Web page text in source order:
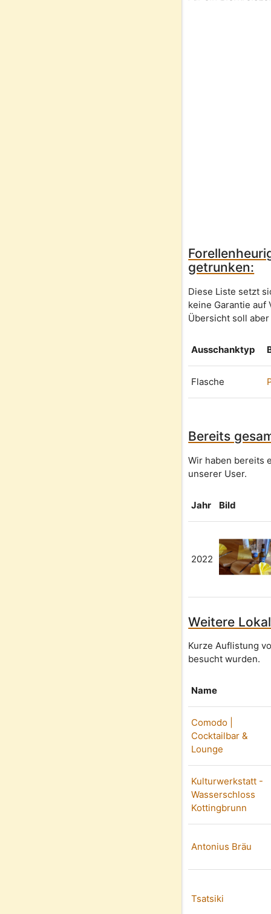
getrunken:
Diese Liste setzt
keine Garantie
Übersicht soll
Ausschanktyp
Flasche
Bereits
Wir haben bereits
unserer User.
Jahr Bild
2022
Weitere
Kurze Auflistung
besucht wurden.
Name
Comodo |
Cocktailbar &
Lounge
Kulturwerkstatt -
Wasserschloss
Kottingbrunn
Antonius Bräu
Tsatsiki